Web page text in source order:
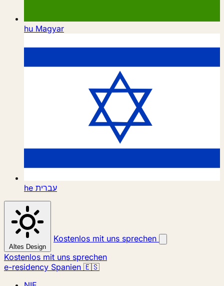
hu Magyar
he עברית
Altes Design
Kostenlos mit uns sprechen
Kostenlos mit uns sprechen
e-residency Spanien 🇪🇸